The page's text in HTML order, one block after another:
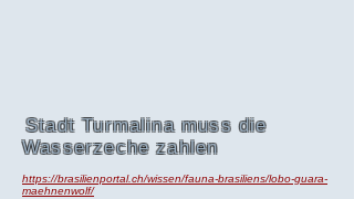
Stadt Turmalina muss die
Wasserzeche zahlen
https://brasilienportal.ch/wissen/fauna-brasiliens/lobo-guara-
maehnenwolf/